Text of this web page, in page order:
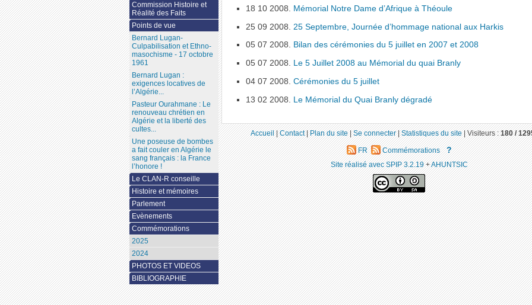
18 10 2008. Mémorial Notre Dame d’Afrique à Théoule
25 09 2008. 25 Septembre, Journée d’hommage national aux Harkis
05 07 2008. Bilan des cérémonies du 5 juillet en 2007 et 2008
05 07 2008. Le 5 Juillet 2008 au Mémorial du quai Branly
04 07 2008.Cérémonies du 5 juillet
13 02 2008. Le Mémorial du Quai Branly dégradé
Commission Histoire et
Réalité des Faits
Points de vue
Bernard Lugan-
Culpabilisation et Ethno-
masochisme - 17 octobre
1961
Bernard Lugan :
exigences locatives de
l’Algérie...
Pasteur Ourahmane : Le
renouveau chrétien en
Algérie et la liberté des
cultes...
Une poseuse de bombes
a fait couler en Algérie le
sang français : la France
l’honore !
Le CLAN-R conseille
Histoire et mémoires
Parlement
Evènements
Commémorations
2025
2024
PHOTOS ET VIDEOS
BIBLIOGRAPHIE
Accueil|Contact|Plan du site|Se connecter|Statistiques du site|Visiteurs :180 /
FR Commémorations ?
Site réalisé avec SPIP 3.2.19+AHUNTSIC